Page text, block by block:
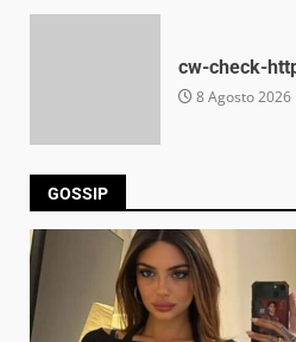
cw-check-
8 Agosto 2026
GOSSIP